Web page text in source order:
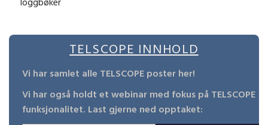
TELSCOPE INNHOLD
Vi har samlet alle TELSCOPE poster her!
Vi har også holdt et webinar med fokus på TELSCOPE
funksjonalitet. Last gjerne ned opptaket: